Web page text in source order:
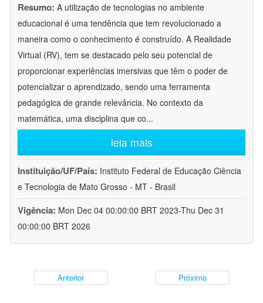
Resumo: A utilização de tecnologias no ambiente
educacional é uma tendência que tem revolucionado a
maneira como o conhecimento é construído. A Realidade
Virtual (RV), tem se destacado pelo seu potencial de
proporcionar experiências imersivas que têm o poder de
potencializar o aprendizado, sendo uma ferramenta
pedagógica de grande relevância. No contexto da
matemática, uma disciplina que co...
leia mais
Instituição/UF/País: Instituto Federal de Educação Ciência
e Tecnologia de Mato Grosso - MT - Brasil
Vigência: Mon Dec 04 00:00:00 BRT 2023-Thu Dec 31
00:00:00 BRT 2026
Anterior Próximo